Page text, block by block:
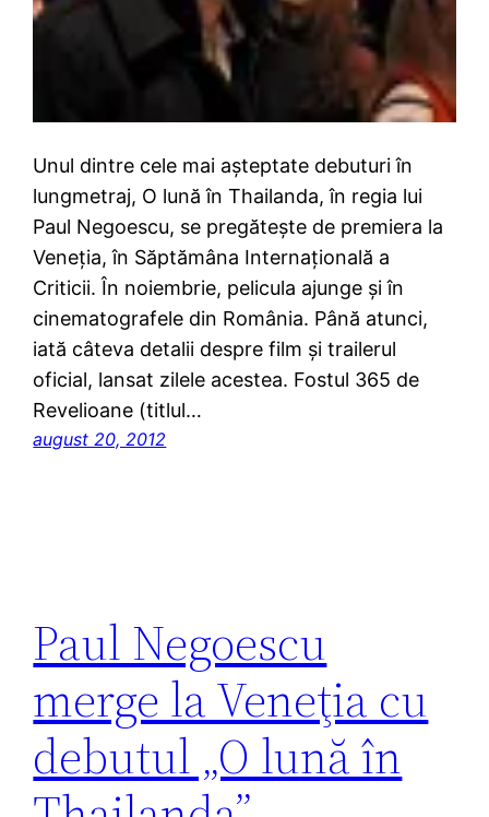
Unul dintre cele mai aşteptate debuturi în
lungmetraj, O lună în Thailanda, în regia lui
Paul Negoescu, se pregăteşte de premiera la
Veneţia, în Săptămâna Internaţională a
Criticii. În noiembrie, pelicula ajunge şi în
cinematografele din România. Până atunci,
iată câteva detalii despre film şi trailerul
oficial, lansat zilele acestea. Fostul 365 de
Revelioane (titlul…
august 20, 2012
Paul Negoescu
merge la Veneţia cu
debutul „O lună în